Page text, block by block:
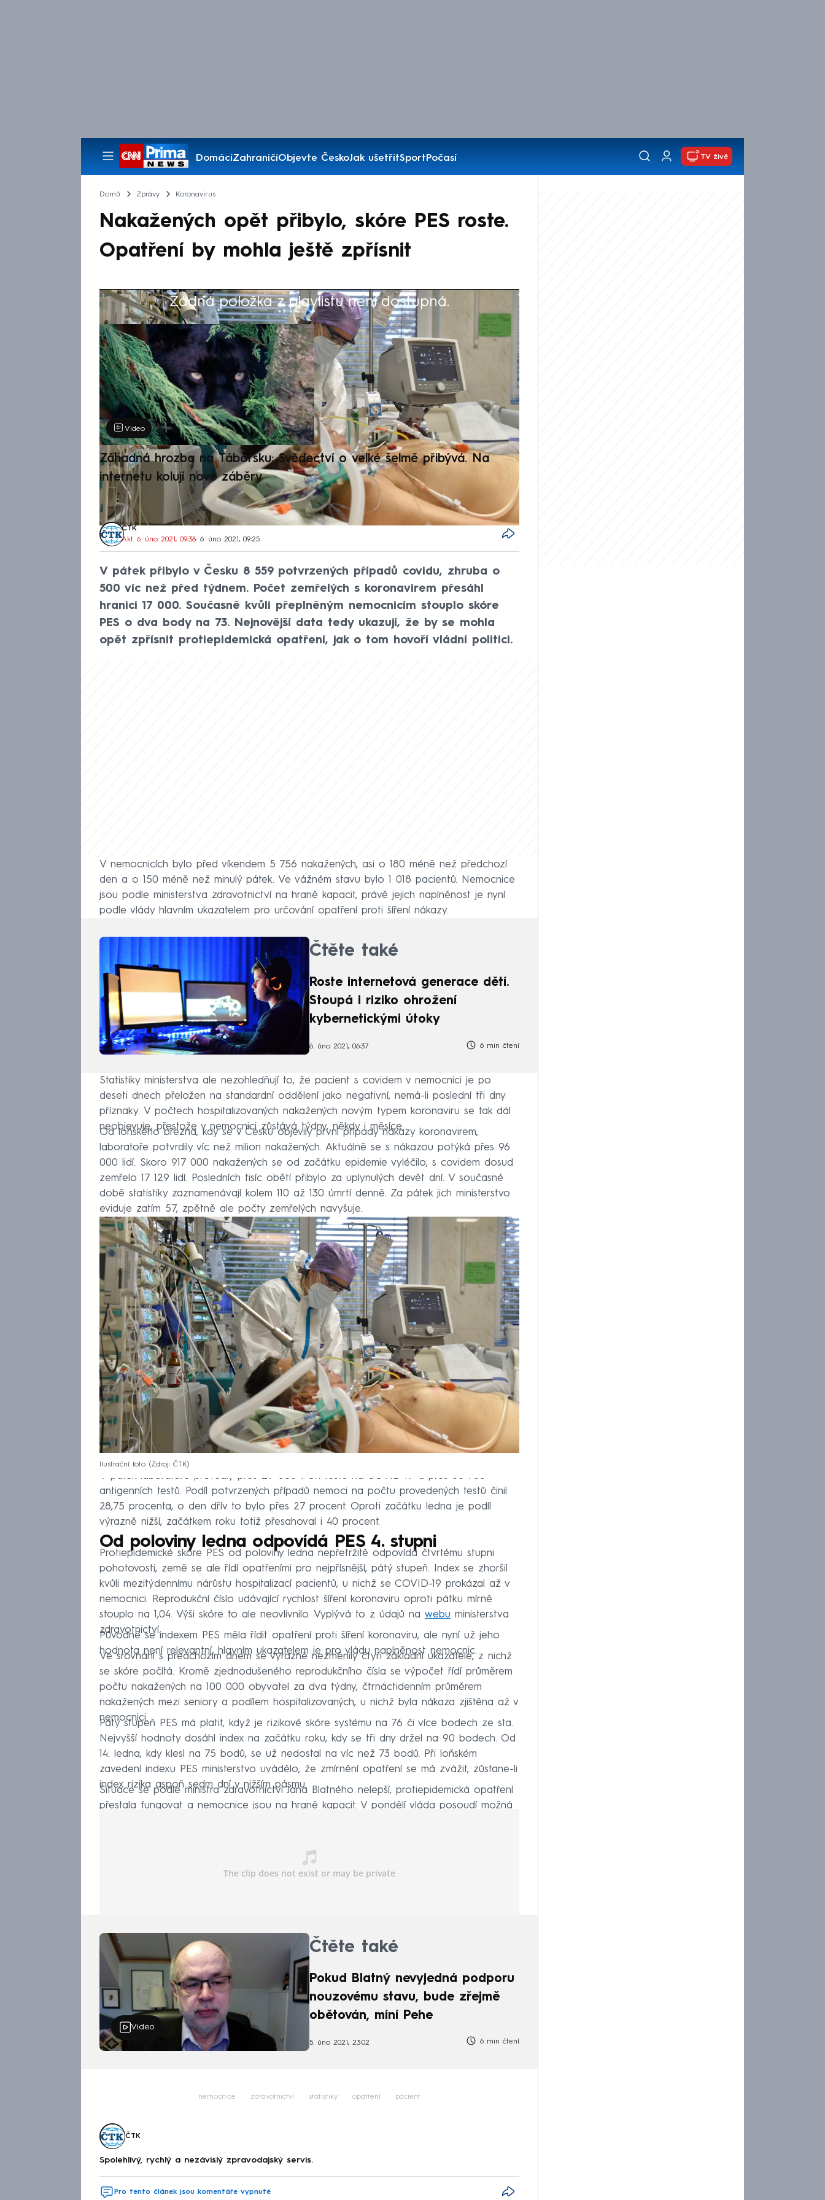
DomácíZahraničíObjevte ČeskoJak ušetřitSportPočasí
Pořady
TV živě
Domů Zprávy Koronavirus
Nakažených opět přibylo, skóre PES roste.
Opatření by mohla ještě zpřísnit
Žádná položka z playlistu není dostupná.
Výběr redakce
Video
Záhadná hrozba na Táborsku: Svědectví o velké šelmě přibývá. Na
internetu kolují nové záběry
ČTK
Akt. 6. úno 2021, 09:38• 6. úno 2021, 09:25
V pátek přibylo v Česku 8 559 potvrzených případů covidu, zhruba o
500 víc než před týdnem. Počet zemřelých s koronavirem přesáhl
hranici 17 000. Současně kvůli přeplněným nemocnicím stouplo skóre
PES o dva body na 73. Nejnovější data tedy ukazují, že by se mohla
opět zpřísnit protiepidemická opatření, jak o tom hovoří vládní politici.
V nemocnicích bylo před víkendem 5 756 nakažených, asi o 180 méně než předchozí
den a o 150 méně než minulý pátek. Ve vážném stavu bylo 1 018 pacientů. Nemocnice
jsou podle ministerstva zdravotnictví na hraně kapacit, právě jejich naplněnost je nyní
podle vlády hlavním ukazatelem pro určování opatření proti šíření nákazy.
Čtěte také
Roste internetová generace dětí.
Stoupá i riziko ohrožení
kybernetickými útoky
6. úno 2021, 06:37 6 min čtení
Statistiky ministerstva ale nezohledňují to, že pacient s covidem v nemocnici je po
deseti dnech přeložen na standardní oddělení jako negativní, nemá-li poslední tři dny
příznaky. V počtech hospitalizovaných nakažených novým typem koronaviru se tak dál
neobjevuje, přestože v nemocnici zůstává týdny, někdy i měsíce.
Od loňského března, kdy se v Česku objevily první případy nákazy koronavirem,
laboratoře potvrdily víc než milion nakažených. Aktuálně se s nákazou potýká přes 96
000 lidí. Skoro 917 000 nakažených se od začátku epidemie vyléčilo, s covidem dosud
zemřelo 17 129 lidí. Posledních tisíc obětí přibylo za uplynulých devět dní. V současné
době statistiky zaznamenávají kolem 110 až 130 úmrtí denně. Za pátek jich ministerstvo
eviduje zatím 57, zpětně ale počty zemřelých navyšuje.
Ilustrační foto Zdroj: ČTK
V pátek laboratoře provedly přes 29 000 PCR testů na COVID-19 a přes 30 700
antigenních testů. Podíl potvrzených případů nemoci na počtu provedených testů činil
28,75 procenta, o den dřív to bylo přes 27 procent. Oproti začátku ledna je podíl
výrazně nižší, začátkem roku totiž přesahoval i 40 procent.
Od poloviny ledna odpovídá PES 4. stupni
Protiepidemické skóre PES od poloviny ledna nepřetržitě odpovídá čtvrtému stupni
pohotovosti, země se ale řídí opatřeními pro nejpřísnější, pátý stupeň. Index se zhoršil
kvůli mezitýdennímu nárůstu hospitalizací pacientů, u nichž se COVID-19 prokázal až v
nemocnici. Reprodukční číslo udávající rychlost šíření koronaviru oproti pátku mírně
stouplo na 1,04. Výši skóre to ale neovlivnilo. Vyplývá to z údajů na webu ministerstva
zdravotnictví.
Původně se indexem PES měla řídit opatření proti šíření koronaviru, ale nyní už jeho
hodnota není relevantní, hlavním ukazatelem je pro vládu naplněnost nemocnic.
Ve srovnání s předchozím dnem se výrazně nezměnily čtyři základní ukazatele, z nichž
se skóre počítá. Kromě zjednodušeného reprodukčního čísla se výpočet řídí průměrem
počtu nakažených na 100 000 obyvatel za dva týdny, čtrnáctidenním průměrem
nakažených mezi seniory a podílem hospitalizovaných, u nichž byla nákaza zjištěna až v
nemocnici.
Pátý stupeň PES má platit, když je rizikové skóre systému na 76 či více bodech ze sta.
Nejvyšší hodnoty dosáhl index na začátku roku, kdy se tři dny držel na 90 bodech. Od
14. ledna, kdy klesl na 75 bodů, se už nedostal na víc než 73 bodů. Při loňském
zavedení indexu PES ministerstvo uvádělo, že zmírnění opatření se má zvážit, zůstane-li
index rizika aspoň sedm dní v nižším pásmu.
Situace se podle ministra zdravotnictví Jana Blatného nelepší, protiepidemická opatření
přestala fungovat a nemocnice jsou na hraně kapacit. V pondělí vláda posoudí možná
Video
Čtěte také
Pokud Blatný nevyjedná podporu
nouzovému stavu, bude zřejmě
obětován, míní Pehe
5. úno 2021, 23:02 6 min čtení
nemocnice zdravotnictví statistiky opatření pacient
ČTK
Spolehlivý, rychlý a nezávislý zpravodajský servis.
Pro tento článek jsou komentáře vypnuté